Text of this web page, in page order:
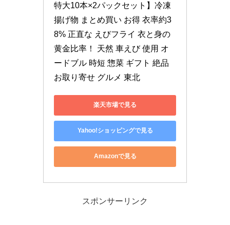
特大10本×2パックセット】冷凍
揚げ物 まとめ買い お得 衣率約3
8% 正直な えびフライ 衣と身の
黄金比率！ 天然 車えび 使用 オ
ードブル 時短 惣菜 ギフト 絶品
お取り寄せ グルメ 東北
楽天市場で見る
Yahoo!ショッピングで見る
Amazonで見る
スポンサーリンク